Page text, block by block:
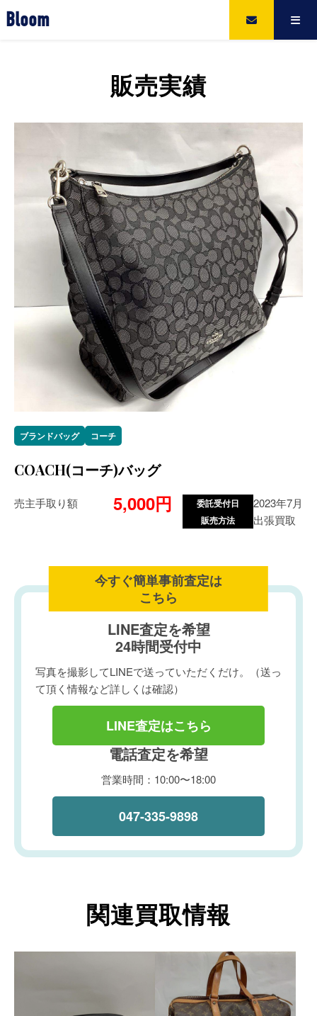
Bloom
販売実績
ブランドバッグ コーチ
COACH(コーチ)バッグ
売主手取り額 5,000円 委託受付日 2023年7月
販売方法 出張買取
今すぐ簡単事前査定は
こちら
LINE査定を希望
24時間受付中
写真を撮影してLINEで送っていただくだけ。（送っ
て頂く情報など詳しくは確認）
LINE査定はこちら
電話査定を希望
営業時間：10:00〜18:00
047-335-9898
関連買取情報